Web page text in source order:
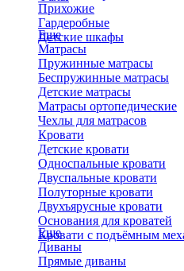
Прихожие
Гардеробные
Детские шкафы
Еще
Матрасы
Пружинные матрасы
Беспружинные матрасы
Детские матрасы
Матрасы ортопедические
Чехлы для матрасов
Кровати
Детские кровати
Односпальные кровати
Двуспальные кровати
Полуторные кровати
Двухъярусные кровати
Основания для кроватей
Кровати с подъёмным
Еще
Диваны
Прямые диваны